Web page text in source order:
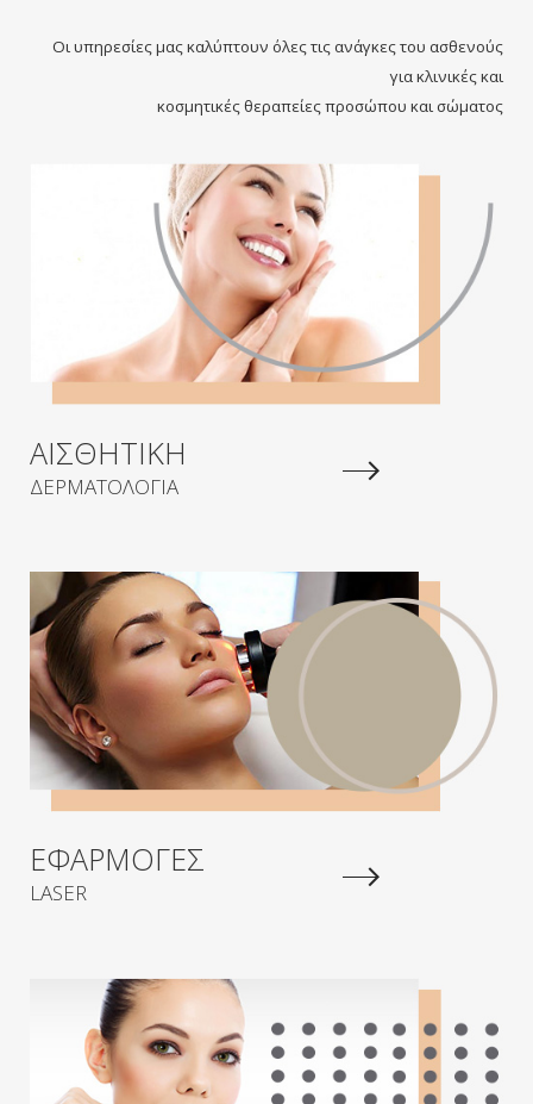
Οι υπηρεσίες μας καλύπτουν όλες τις ανάγκες του ασθενούς
για κλινικές και
κοσμητικές θεραπείες προσώπου και σώματος
ΑΙΣΘΗΤΙΚΗ
ΔΕΡΜΑΤΟΛΟΓΙΑ
ΕΦΑΡΜΟΓΕΣ
LASER